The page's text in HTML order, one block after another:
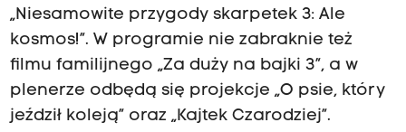
„Niesamowite przygody skarpetek 3: Ale
kosmos!”. W programie nie zabraknie też
filmu familijnego „Za duży na bajki 3”, a w
plenerze odbędą się projekcje „O psie, który
jeździł koleją” oraz „Kajtek Czarodziej”.